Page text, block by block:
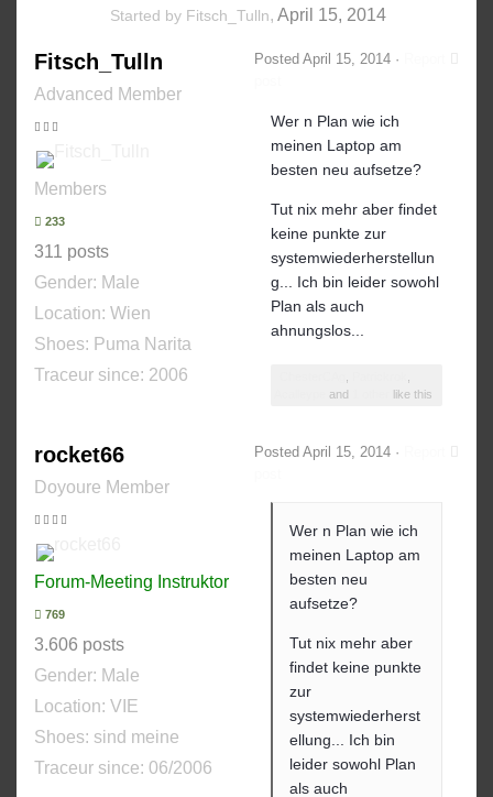
Started by Fitsch_Tulln, April 15, 2014
Fitsch_Tulln
Advanced Member
Members
233
311 posts
Gender: Male
Location: Wien
Shoes: Puma Narita
Traceur since: 2006
Posted April 15, 2014 ·
Wer n Plan wie ich
meinen Laptop am
besten neu aufsetze?
Tut nix mehr aber findet
keine punkte zur
systemwiederherstellun
g... Ich bin leider sowohl
Plan als auch
ahnungslos...
and like this
rocket66
Doyoure Member
Forum-Meeting Instruktor
769
3.606 posts
Gender: Male
Location: VIE
Shoes: sind meine
Traceur since: 06/2006
Posted April 15, 2014 ·
Wer n Plan wie ich
meinen Laptop am
besten neu
aufsetze?
Tut nix mehr aber
findet keine punkte
zur
systemwiederherst
ellung... Ich bin
leider sowohl Plan
als auch